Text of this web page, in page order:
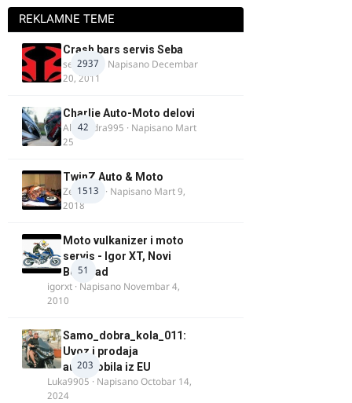
REKLAMNE TEME
2937
Crash bars servis Seba
seba011 · Napisano Decembar
20, 2011
42
Charlie Auto-Moto delovi
Alexandra995 · Napisano Mart
25
1513
TwinZ Auto & Moto
Zeljkamp · Napisano Mart 9,
2018
51
Moto vulkanizer i moto
servis - Igor XT, Novi
Beograd
igorxt · Napisano Novembar 4,
2010
203
Samo_dobra_kola_011:
Uvoz i prodaja
automobila iz EU
Luka9905 · NapisanoOctobar 14,
2024